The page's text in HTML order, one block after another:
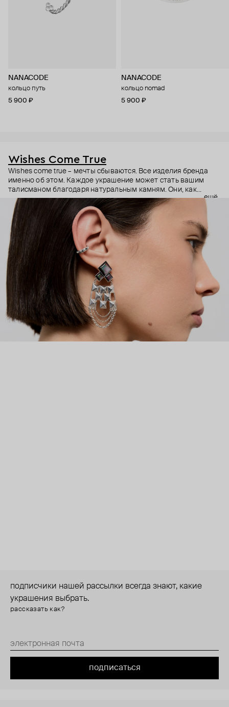
NANACODE
кольцо путь
5 900 ₽
NANACODE
кольцо nomad
5 900 ₽
Wishes Come True
Wishes come true – мечты сбываются. Все изделия бренда
именно об этом. Каждое украшение может стать вашим
талисманом благодаря натуральным камням. Они, как
известно, обладают очень сильной энергетикой и
различными свойствами – ваши желания рискуют сбыться.
Дизайнер Анастасия Тарасова мечтала о своём бренде
украшений, и её мечта сбылась.
ещё
подписчики нашей рассылки всегда знают, какие
украшения выбрать.
рассказать как?
подписаться